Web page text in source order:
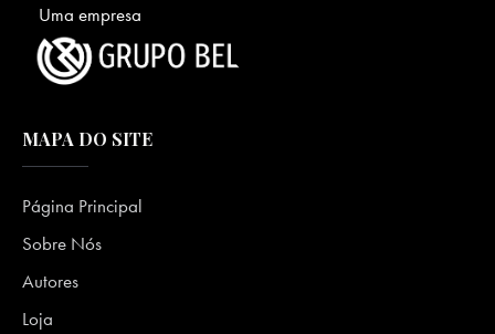
Uma empresa
MAPA DO SITE
Página Principal
Sobre Nós
Autores
Loja